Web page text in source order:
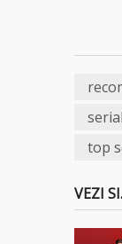
top
VEZI